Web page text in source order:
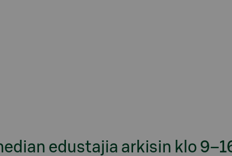
edustajia arkisin klo